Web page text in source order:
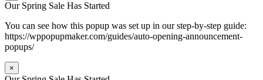
Our Spring Sale Has Started
You can see how this popup was set up in our step-by-step guide:
https://wppopupmaker.com/guides/auto-opening-announcement-
popups/
×